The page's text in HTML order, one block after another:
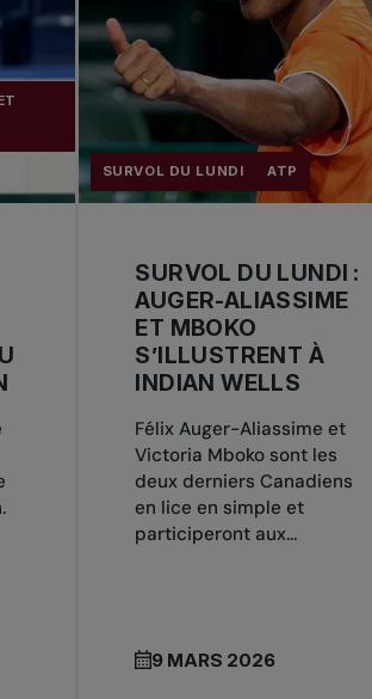
SURVOL DU LUNDI ATP
SURVOL DU LUNDI :
AUGER-ALIASSIME
ET MBOKO
S’ILLUSTRENT À
INDIAN WELLS
Félix Auger-Aliassime et
Victoria Mboko sont les
deux derniers Canadiens
en lice en simple et
participeront aux...
9 MARS 2026